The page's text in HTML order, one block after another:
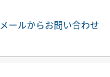
メールからお問い合わせ